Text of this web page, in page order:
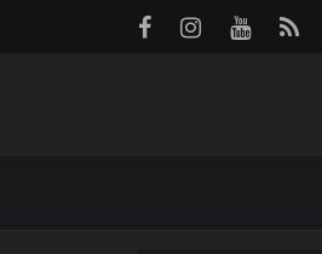
Panneau de gestion des cookies